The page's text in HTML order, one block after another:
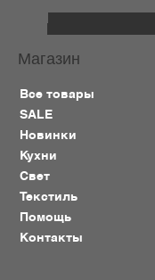
Магазин
Все товары
SALE
Новинки
Кухни
Свет
Текстиль
Помощь
Контакты